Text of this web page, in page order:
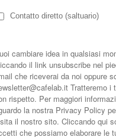
due progettisti Ulla Koskinen e
della casa attraverso le
semplici e rustici, come